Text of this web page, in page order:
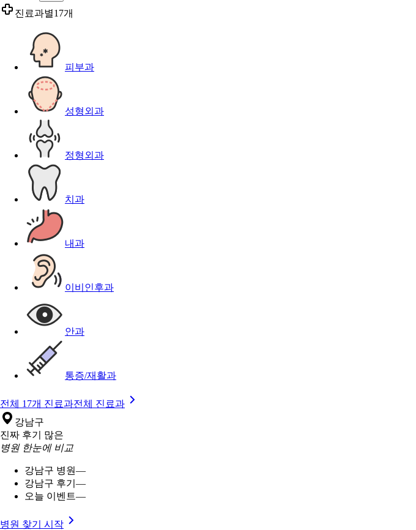
진료과별17개
피부과
성형외과
정형외과
치과
내과
이비인후과
안과
통증/재활과
전체 17개 진료과전체 진료과
강남구
진짜 후기 많은
병원 한눈에 비교
강남구 병원—
강남구 후기 —
오늘 이벤트—
병원 찾기 시작